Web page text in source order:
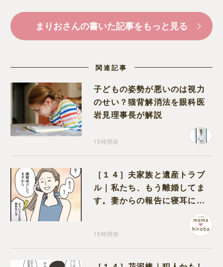
まりおさんの書いた記事をもっと見る
関連記事
子どもの姿勢が悪いのは視力
のせい？猫背解消法を眼科医
岩見理事長が解説
15時間前
［１４］夫家族と遺産トラブ
ル｜私たち、もう離婚してま
す。妻からの報告に寝耳に水
15時間前